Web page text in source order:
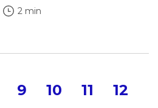
2 min
9 10 11 12